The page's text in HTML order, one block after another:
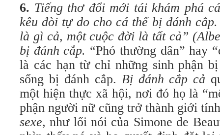
6. Tiếng thơ đổi mới tái khám phá
kêu đòi tự do cho cá thể bị đánh
là gì cả, một cuộc đời là tất cả”
bị đánh cắp. “Phó thường dân” hay
là các hạn từ chỉ những sinh phận
sống bị đánh cắp. Bị đánh cắp cả
một hiện thực xã hội, nơi đó họ là
phận người nữ cũng trở thành giới
sexe, như lối nói của Simone de